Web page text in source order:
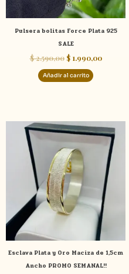
Pulsera bolitas Force Plata 925
SALE
$2.590,00 $1.990,00
Añadir al carrito
Esclava Plata y Oro Maciza de 1,5cm
Ancho PROMO SEMANAL!!
Este
tiene
múltiples
Las
se
pueden
elegir
en
la